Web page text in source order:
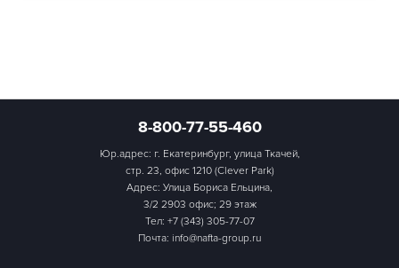
8-800-77-55-460
Юр.адрес: г. Екатеринбург, улица Ткачей,
стр. 23, офис 1210 (Clever Park)
Адрес: Улица Бориса Ельцина,
3/2 2903 офис; 29 этаж
Тел: +7 (343) 305-77-07
Почта: info@nafta-group.ru